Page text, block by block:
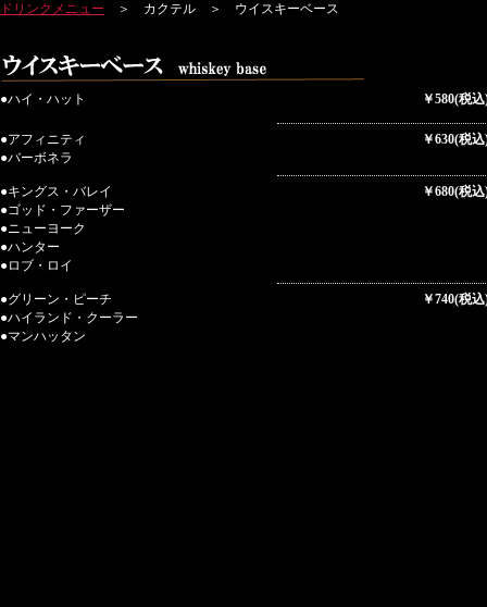
ドリンクメニュー ＞ カクテル ＞ ウイスキーベース
●ハイ・ハット ￥580(税
●アフィニティ
￥630(税
●バーボネラ
●キングス・バレイ
￥680(税
●ゴッド・ファーザー
●ニューヨーク
●ハンター
●ロブ・ロイ
●グリーン・ピーチ
￥740(税
●ハイランド・クーラー
●マンハッタン